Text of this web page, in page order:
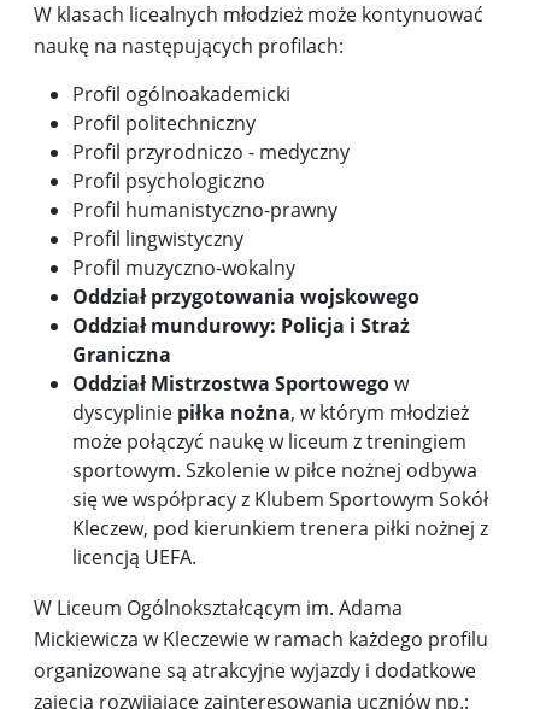
W klasach licealnych młodzież może kontynuować
naukę na następujących profilach:
Profil ogólnoakademicki
Profil politechniczny
Profil przyrodniczo - medyczny
Profil psychologiczno
Profil humanistyczno-prawny
Profil lingwistyczny
Profil muzyczno-wokalny
Oddział przygotowania wojskowego
Oddział mundurowy: Policja i Straż
Graniczna
Oddział Mistrzostwa Sportowegow
dyscyplinie piłka nożna, w którym młodzież
może połączyć naukę w liceum z treningiem
sportowym. Szkolenie w piłce nożnej odbywa
się we współpracy z Klubem Sportowym Sokół
Kleczew, pod kierunkiem trenera piłki nożnej z
licencją UEFA.
W Liceum Ogólnokształcącym im. Adama
Mickiewicza w Kleczewie w ramach każdego profilu
organizowane są atrakcyjne wyjazdy i dodatkowe
zajęcia rozwijające zainteresowania uczniów np.: